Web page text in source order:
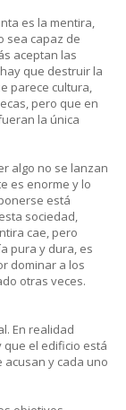
es la mentira,
sea capaz de
aceptan las
que destruir la
parece cultura,
pero que en
la única
algo no se lanzan
es enorme y lo
está
sociedad,
cae, pero
pura y dura, es
dominar a los
otras veces.
En realidad
que el edificio está
y cada uno